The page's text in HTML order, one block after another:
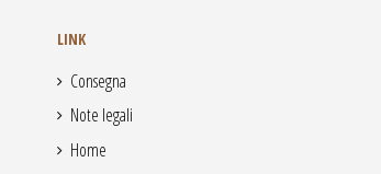
LINK
Consegna
Note legali
Home